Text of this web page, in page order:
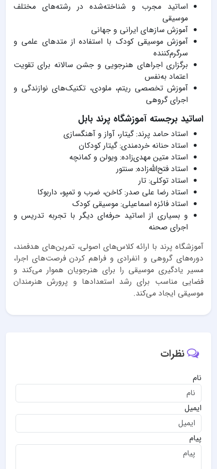
اساتید مجرب و شناخته‌شده در رشته‌های مختلف
موسیقی
آموزش سازهای ایرانی و جهانی
آموزش موسیقی کودک با استفاده از متدهای علمی و
سرگرم‌کننده
برگزاری اجراهای هنرجویی و جشن سالانه برای تقویت
اعتماد به‌نفس
آموزش تخصصی ریتم، ملودی، تکنیک‌های نوازندگی و
اجرای گروهی
اساتید برجسته آموزشگاه پرند بابل
استاد حامد پرند: گیتار، آواز و آهنگسازی
استاد حنانه خردمندی: گیتار کودکان
استاد متین مهدی‌زاده: ویولن و کمانچه
استاد فتح‌الله‌زاده: سنتور
استاد توکلی: تار
استاد رضا علی صدر: کاخن، ضرب و تمپو، داربوکا
استاد فائزه اسماعیلی: موسیقی کودک
و بسیاری از اساتید حرفه‌ای دیگر با تجربه تدریس و
اجرای صحنه
آموزشگاه پرند با ارائه کلاس‌های اصولی، تمرین‌های هدفمند،
دوره‌های گروهی و انفرادی و فراهم کردن فرصت‌های اجرا،
مسیر یادگیری موسیقی را برای هنرجویان هموار می‌کند و
فضایی مناسب برای رشد استعدادها و پرورش هنرمندان
موسیقی ایجاد می‌کند.
نظرات
نام
ایمیل
پیام